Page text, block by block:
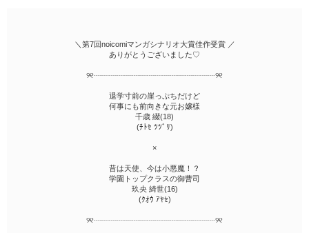
＼第7回noicomiマンガシナリオ大賞佳作受賞 ／
ありがとうございました♡
୨୧┈┈┈┈┈┈┈┈┈┈┈┈┈┈┈┈୨୧
退学寸前の崖っぷちだけど
何事にも前向きな元お嬢様
千歳 綴(18)
(ﾁﾄｾ ﾂﾂﾞﾘ)
×
昔は天使、今は小悪魔！？
学園トップクラスの御曹司
玖央 綺世(16)
(ｸｵｳ ｱﾔｾ)
୨୧┈┈┈┈┈┈┈┈┈┈┈┈┈┈┈┈୨୧